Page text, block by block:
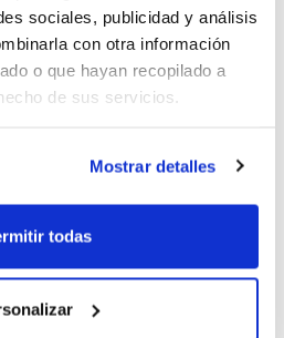
sociales, publicidad y análisis
con otra información
o que hayan recopilado a
de sus servicios.
Mostrar detalles
todas
Minibasket
para disfrutar del